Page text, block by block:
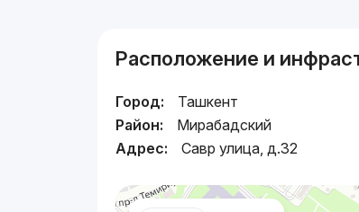
Расположение и
Город:
Ташкент
Район:
Мирабадский
Адрес:
Савр улица, д.32